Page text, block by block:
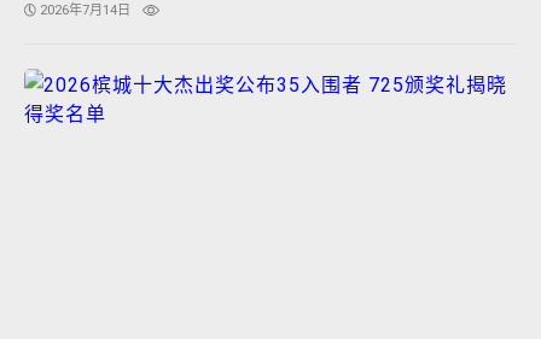
2026年7月14日